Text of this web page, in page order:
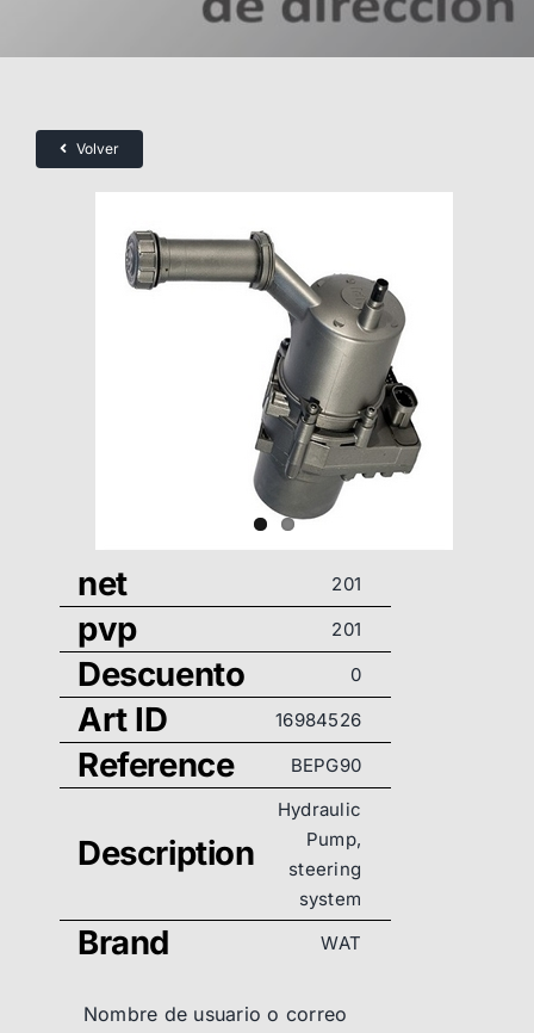
Volver
net 201
pvp 201
Descuento 0
Art ID 16984526
Reference BEPG90
Description
Hydraulic
Pump,
steering
system
Brand WAT
Nombre de usuario o correo